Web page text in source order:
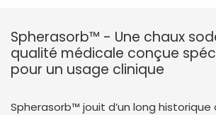
Spherasorb™ - Une chaux
qualité médicale conçue
pour un usage clinique
Spherasorb™ jouit d’un long historique